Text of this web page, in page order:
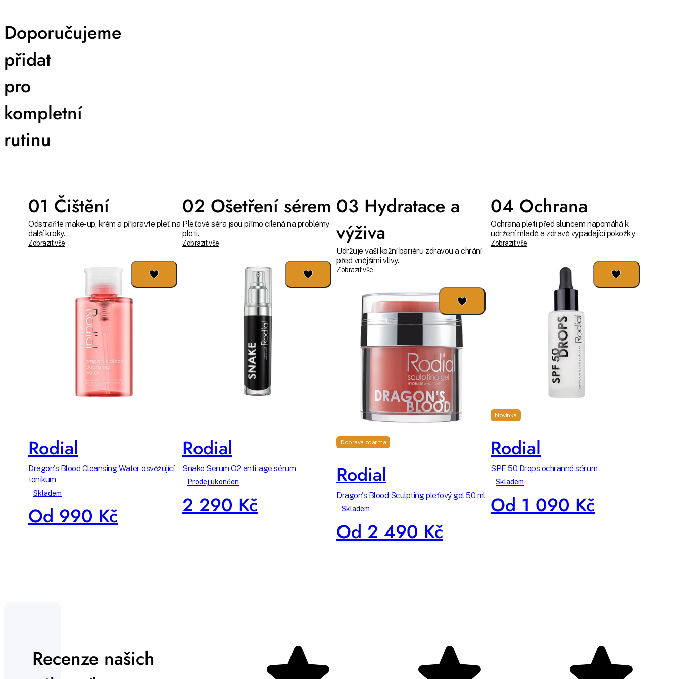
Doporučujeme
přidat
pro
kompletní
rutinu
01 Čištění
Odstraňte make-up, krém a připravte pleť na
další kroky.
Zobrazit vše
Rodial
Dragon's Blood Cleansing Water osvěžující
tonikum
Skladem
Od 990 Kč
02 Ošetření sérem
Pleťové séra jsou přímo cílená na problémy
pleti.
Zobrazit vše
Rodial
Snake Serum O2 anti-age sérum
Prodej ukončen
2 290 Kč
03 Hydratace a
výživa
Udržuje vaší kožní bariéru zdravou a chrání
před vnějšími vlivy.
Zobrazit vše
Doprava zdarma
Rodial
Dragon's Blood Sculpting pleťový gel 50 ml
Skladem
Od 2 490 Kč
04 Ochrana
Ochrana pleti před sluncem napomáhá k
udržení mladě a zdravě vypadající pokožky.
Zobrazit vše
Novinka
Rodial
SPF 50 Drops ochranné sérum
Skladem
Od 1 090 Kč
Recenze našich